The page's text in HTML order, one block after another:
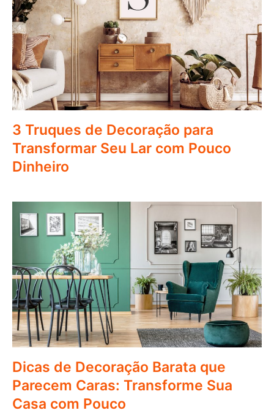
3 Truques de Decoração para
Transformar Seu Lar com Pouco
Dinheiro
Dicas de Decoração Barata que
Parecem Caras: Transforme Sua
Casa com Pouco